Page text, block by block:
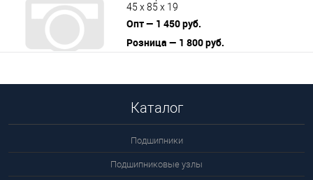
45 x 85 x 19
Опт — 1 450 руб.
Розница — 1 800 руб.
Каталог
Подшипники
Подшипниковые узлы